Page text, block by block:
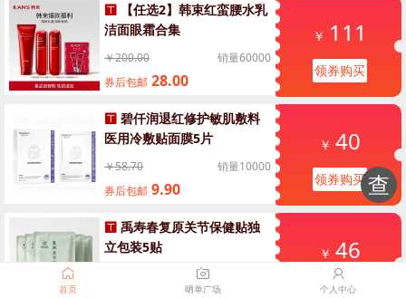
洁面眼霜合集
￥200.00
销量60000
券后包邮 28.00
￥ 111
领券购买
医用冷敷贴面膜5片
￥58.70
销量10000
券后包邮 9.90
￥ 40
领券购买
立包装5贴
￥ 46
领券购买
查
首页 晒单广场 个人中心